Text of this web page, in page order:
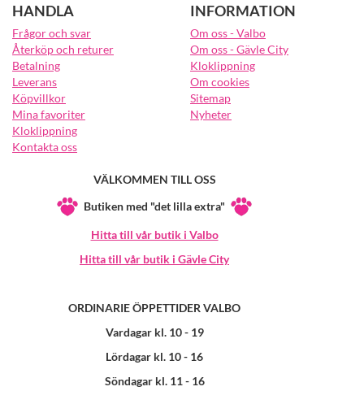
HANDLA
Frågor och svar
Återköp och returer
Betalning
Leverans
Köpvillkor
Mina favoriter
Kloklippning
Kontakta oss
INFORMATION
Om oss - Valbo
Om oss - Gävle City
Kloklippning
Om cookies
Sitemap
Nyheter
VÄLKOMMEN TILL OSS
Butiken med "det lilla extra"
Hitta till vår butik i Valbo
Hitta till vår butik i Gävle City
ORDINARIE ÖPPETTIDER VALBO
Vardagar kl. 10 - 19
Lördagar kl. 10 - 16
Söndagar kl. 11 - 16